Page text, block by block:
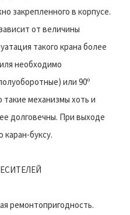
закрепленного в корпусе.
от величины
такого крана более
необходимо
или 90º
механизмы хоть и
долговечны. При выходе
каран-буксу.
ремонтопригодность.